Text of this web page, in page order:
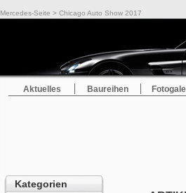
Mercedes-Seite > Chicago Auto Show 2017
Aktuelles Baureihen
Kategorien